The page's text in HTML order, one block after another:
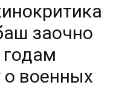
заочно
годам
о военных